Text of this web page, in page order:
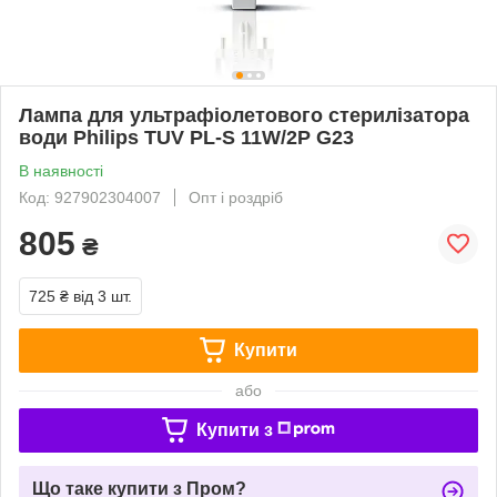
Лампа для ультрафіолетового стерилізатора
води Philips TUV PL-S 11W/2P G23
В наявності
Код: 927902304007
Опт і роздріб
805 ₴
725 ₴ від 3 шт.
Купити
або
Купити з
Що таке купити з Пром?